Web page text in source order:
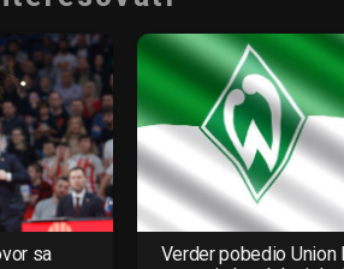
sa
Verder pobedio Union